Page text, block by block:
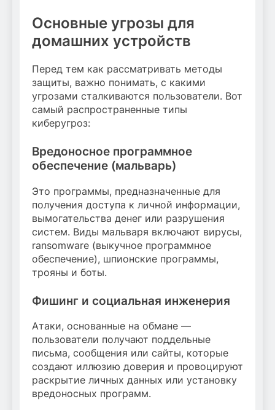
Основные угрозы для
домашних устройств
Перед тем как рассматривать методы
защиты, важно понимать, с какими
угрозами сталкиваются пользователи. Вот
самый распространенные типы
киберугроз:
Вредоносное программное
обеспечение (мальварь)
Это программы, предназначенные для
получения доступа к личной информации,
вымогательства денег или разрушения
систем. Виды мальваря включают вирусы,
ransomware (выкучное программное
обеспечение), шпионские программы,
трояны и боты.
Фишинг и социальная инженерия
Атаки, основанные на обмане —
пользователи получают поддельные
письма, сообщения или сайты, которые
создают иллюзию доверия и провоцируют
раскрытие личных данных или установку
вредоносных программ.